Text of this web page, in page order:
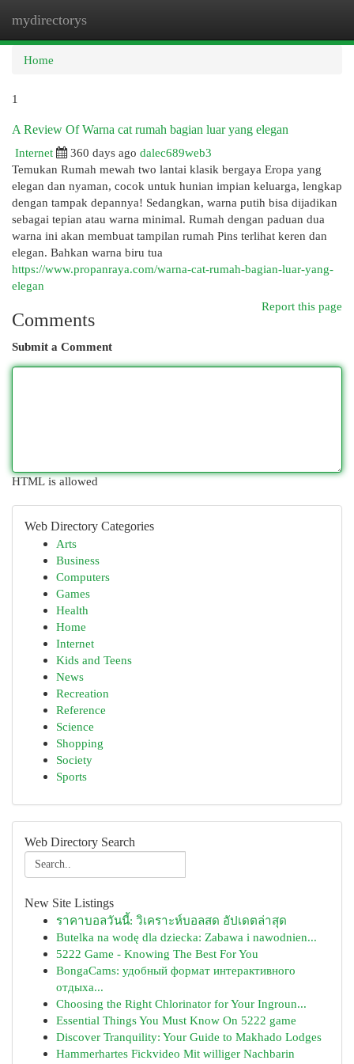
mydirectorys
Home
1
A Review Of Warna cat rumah bagian luar yang elegan
Internet
360 days ago dalec689web3
Temukan Rumah mewah two lantai klasik bergaya Eropa yang
elegan dan nyaman, cocok untuk hunian impian keluarga, lengkap
dengan tampak depannya! Sedangkan, warna putih bisa dijadikan
sebagai tepian atau warna minimal. Rumah dengan paduan dua
warna ini akan membuat tampilan rumah Pins terlihat keren dan
elegan. Bahkan warna biru tua
https://www.propanraya.com/warna-cat-rumah-bagian-luar-yang-
elegan
Report this page
Comments
Submit a Comment
HTML is allowed
Web Directory Categories
Arts
Business
Computers
Games
Health
Home
Internet
Kids and Teens
News
Recreation
Reference
Science
Shopping
Society
Sports
Web Directory Search
New Site Listings
ราคาบอลวันนี้: วิเคราะห์บอลสด อัปเดตล่าสุด
Butelka na wodę dla dziecka: Zabawa i nawodnien...
5222 Game - Knowing The Best For You
BongaCams: удобный формат интерактивного
отдыха...
Choosing the Right Chlorinator for Your Ingroun...
Essential Things You Must Know On 5222 game
Discover Tranquility: Your Guide to Makhado Lodges
Hammerhartes Fickvideo Mit williger Nachbarin